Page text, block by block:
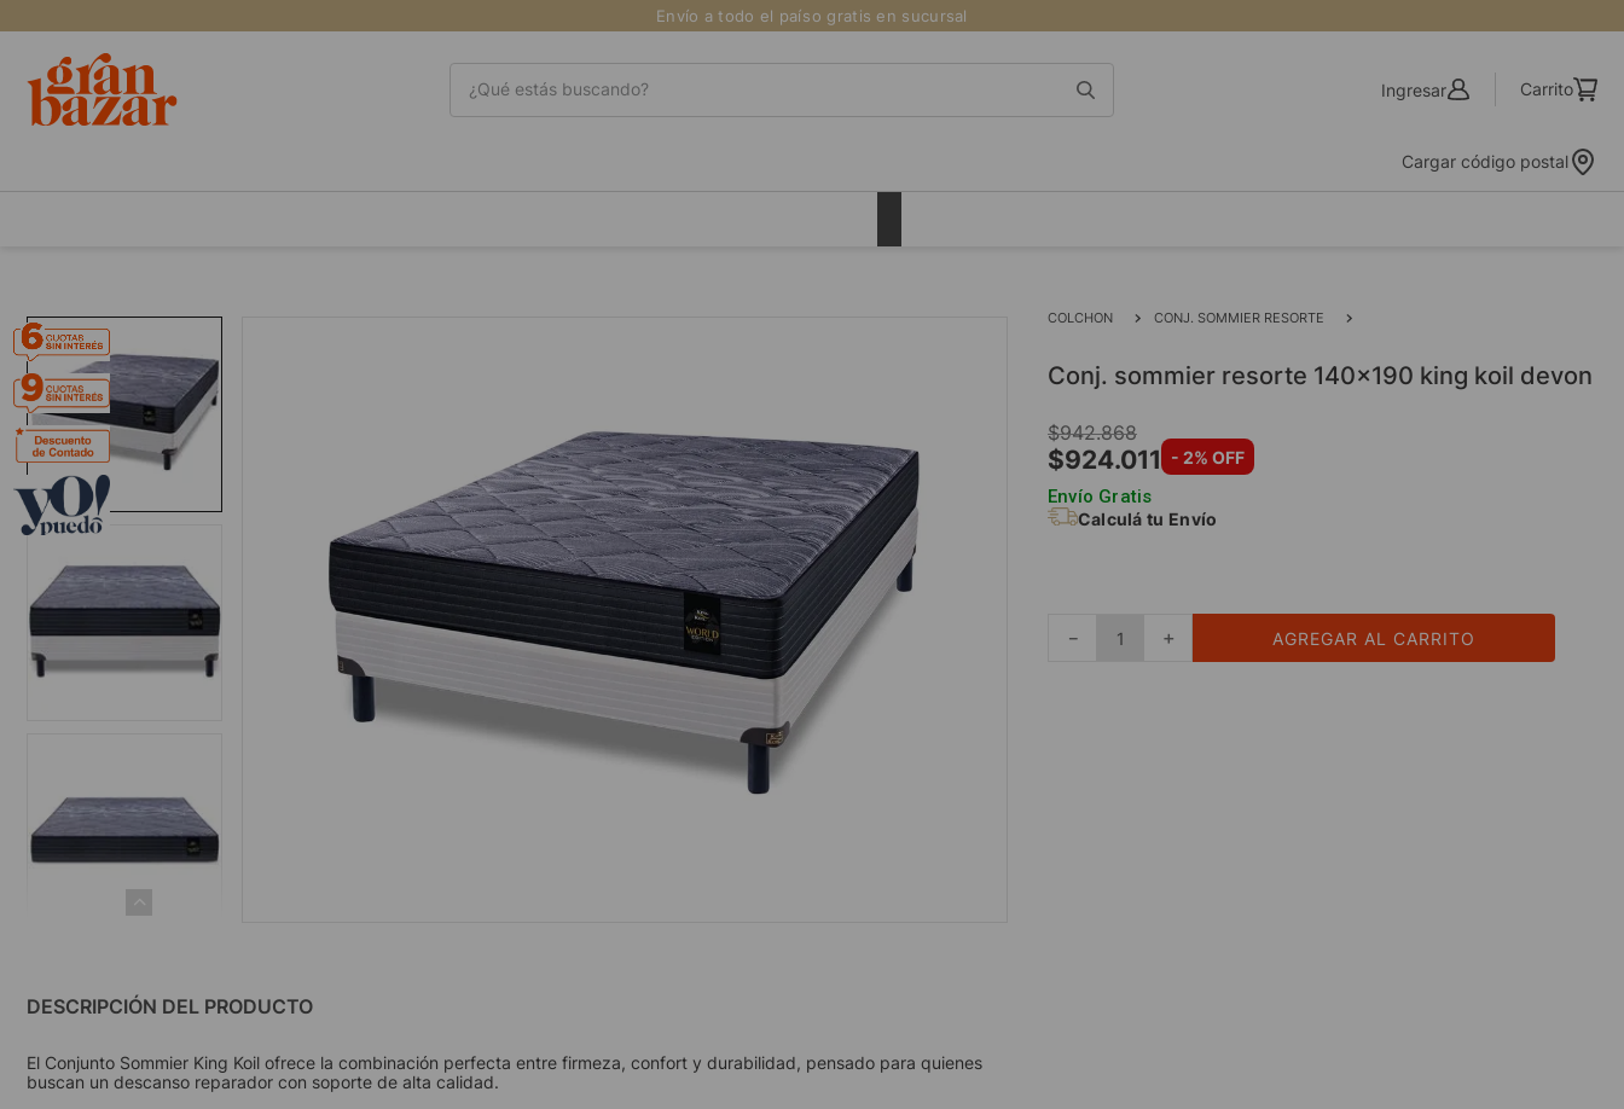
Envío a todo el país Retiro gratis en sucursal
¿Qué estás buscando?
Ingresar
Cargar código postal
DESCRIPCIÓN DEL PRODUCTO
El Conjunto Sommier King Koil ofrece la combinación perfecta entre firmeza, confort y durabilidad, pensado para quienes
buscan un descanso reparador con soporte de alta calidad.
COLCHON CONJ. SOMMIER RESORTE
conj. sommier resorte 140x190 king koil devon
$942.868
$924.011 - 2% OFF
Envío Gratis
Calculá tu Envío
＋
－ AGREGAR AL CARRITO